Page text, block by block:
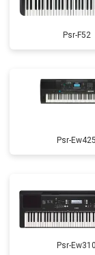
Psr-F52
Psr-Ew425
Psr-Ew310